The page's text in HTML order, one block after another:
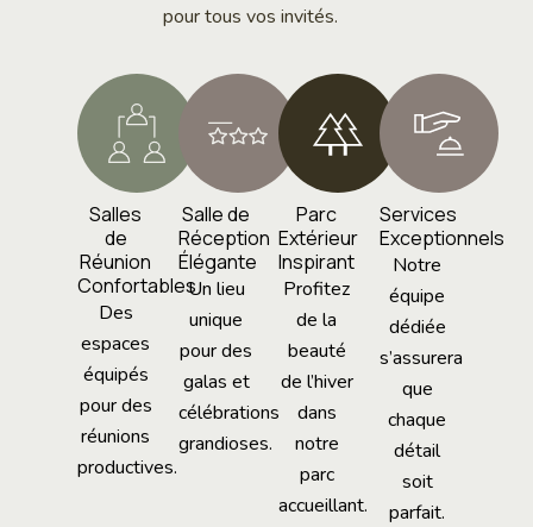
pour tous vos invités.
Salles
de
Réunion
Confortables
Des
espaces
équipés
pour des
réunions
productives.
Salle de
Réception
Élégante
Un lieu
unique
pour des
galas et
célébrations
grandioses.
Parc
Extérieur
Inspirant
Profitez
de la
beauté
de l’hiver
dans
notre
parc
accueillant.
Services
Exceptionnels
Notre
équipe
dédiée
s’assurera
que
chaque
détail
soit
parfait.